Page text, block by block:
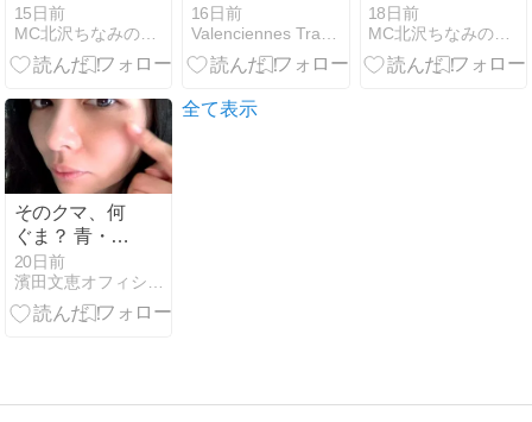
15日前
MC北沢ちなみのシンプルライフワークと女磨き
「災難連鎖」
の一日でした
（笑）
16日前
18日前
MC北沢ちなみのシンプルライフワークと女磨き
そのクマ、何
ぐま？ 青・
茶・黒の見分
け方と、東洋
医学の読み方
20日前
全て表示